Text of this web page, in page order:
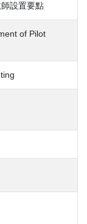
設置要點
of Pilot